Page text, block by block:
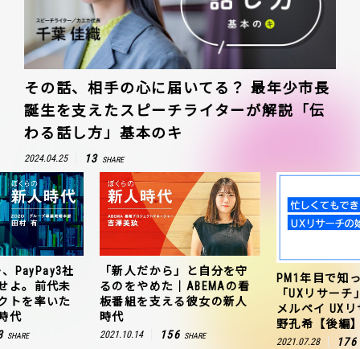
その話、相手の心に届いてる？ 最年少市長
誕生を支えたスピーチライターが解説「伝
わる話し方」基本のキ
2024.04.25 13 SHARE
PayPay3社
よ。前代未
トを率いた
代
SHARE
「新人だから」と自分を守
るのをやめた｜ABEMAの看
板番組を支える彼女の新人
時代
2021.10.14 156 SHARE
PM1年目で知
「UXリサー
メルペイ UX
野孔希【後編
2021.07.28 176